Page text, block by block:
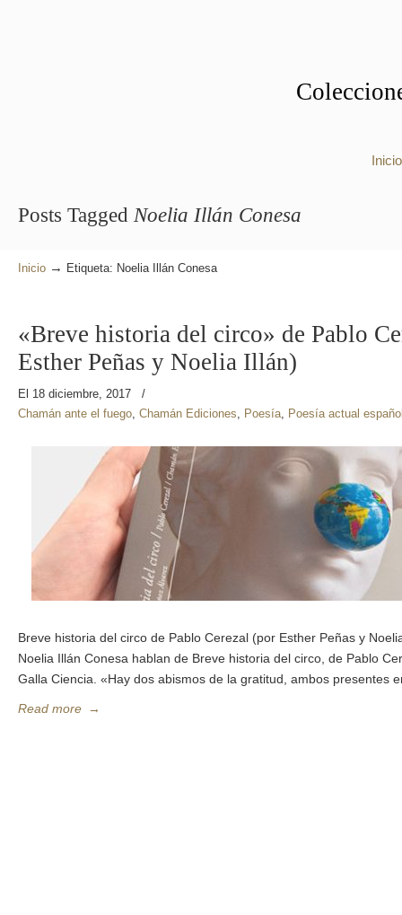
Inicio
Posts Tagged Noelia Illán Conesa
Inicio → Etiqueta: Noelia Illán Conesa
«Breve historia del circo» de Pablo
Esther Peñas y Noelia Illán)
El 18 diciembre, 2017
/
Chamán ante el fuego, Chamán Ediciones, Poesía, Poesía actual
Breve historia del circo de Pablo Cerezal (por Esther Peñas y
Noelia Illán Conesa hablan de Breve historia del circo, de Pablo
Galla Ciencia. «Hay dos abismos de la gratitud, ambos presentes
Read more →